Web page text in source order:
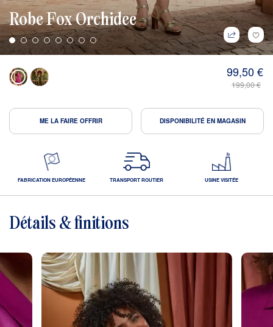
Robe Fox Orchidee
199,00 €
99,50 €
ME LA FAIRE OFFRIR DISPONIBILITÉ EN MAGASIN
FABRICATION EUROPÉENNE TRANSPORT ROUTIER USINE VISITÉE
Détails & finitions